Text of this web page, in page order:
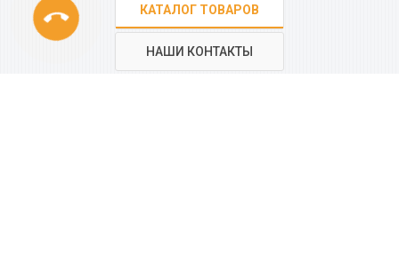
phone КАТАЛОГ ТОВАРОВ
НАШИ КОНТАКТЫ